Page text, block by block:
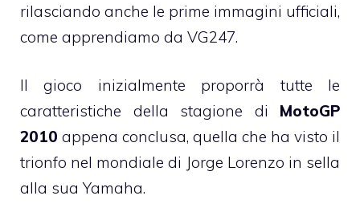
rilasciando anche le prime immagini ufficiali,
come apprendiamo da VG247.
Il gioco inizialmente proporrà tutte le
caratteristiche della stagione di MotoGP
2010 appena conclusa, quella che ha visto il
trionfo nel mondiale di Jorge Lorenzo in sella
alla sua Yamaha.